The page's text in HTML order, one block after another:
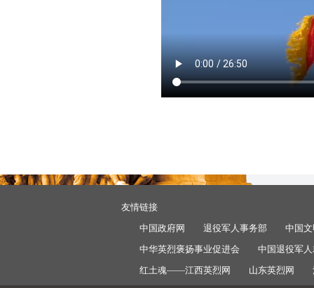
友情链接
中国政府网
退役军人事务部
中国
中华英烈褒扬事业促进会
中国退役军
红土魂——江西英烈网
山东英烈网